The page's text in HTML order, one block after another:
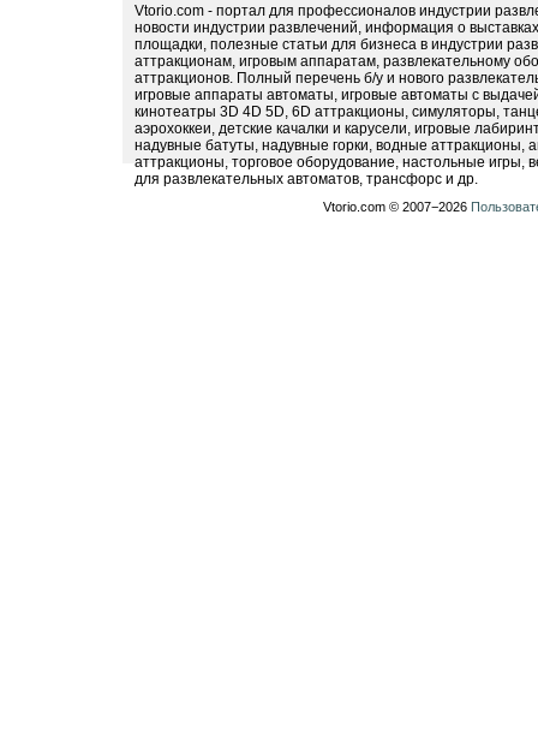
Vtorio.com - портал для профессионалов индустрии
новости индустрии развлечений, информация о
площадки, полезные статьи для бизнеса в индустрии
аттракционам, игровым аппаратам, развлекательному
аттракционов. Полный перечень б/у и нового
игровые аппараты автоматы, игровые автоматы с
кинотеатры 3D 4D 5D, 6D аттракционы, симуляторы,
аэрохоккеи, детские качалки и карусели, игровые
надувные батуты, надувные горки, водные
аттракционы, торговое оборудование, настольные игры,
для развлекательных автоматов, трансфорс и др.
Vtorio.com © 2007−2026